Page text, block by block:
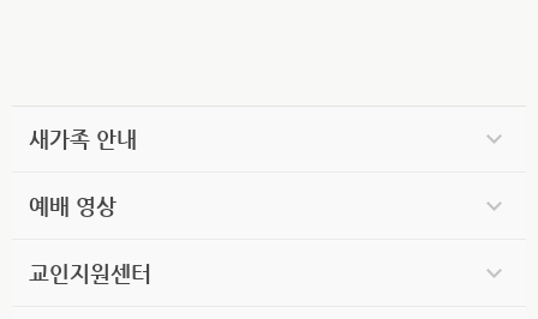
새가족 안내
예배 영상
교인지원센터